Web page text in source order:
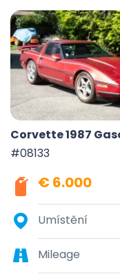
Corvette 1987
#08133
€ 6.000
Umístění
Mileage